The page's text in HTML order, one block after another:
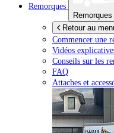
Remorques
Remorques
Retour au
Commencer une
Vidéos
Conseils sur les
FAQ
Attaches et